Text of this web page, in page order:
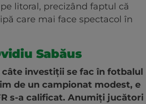
litoral, precizând faptul că
care mai face spectacol în
Sabăus
câte investiții se fac în fotbalul
de un campionat modest, e
s-a calificat. Anumiți jucători